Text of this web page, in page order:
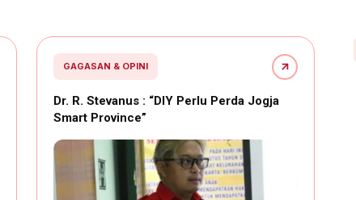
GAGASAN & OPINI
Dr. R. Stevanus : “DIY Perlu Perda Jogja
Smart Province”